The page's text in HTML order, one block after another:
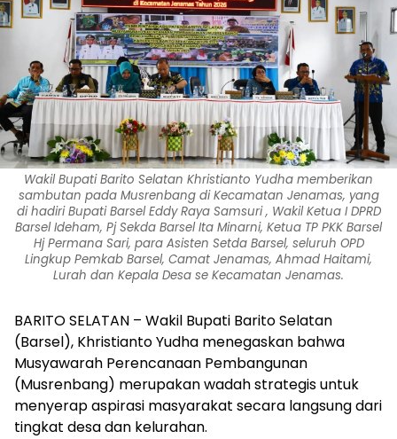
Wakil Bupati Barito Selatan Khristianto Yudha memberikan
sambutan pada Musrenbang di Kecamatan Jenamas, yang
di hadiri Bupati Barsel Eddy Raya Samsuri , Wakil Ketua I DPRD
Barsel Ideham, Pj Sekda Barsel Ita Minarni, Ketua TP PKK Barsel
Hj Permana Sari, para Asisten Setda Barsel, seluruh OPD
Lingkup Pemkab Barsel, Camat Jenamas, Ahmad Haitami,
Lurah dan Kepala Desa se Kecamatan Jenamas.
BARITO SELATAN – Wakil Bupati Barito Selatan
(Barsel), Khristianto Yudha menegaskan bahwa
Musyawarah Perencanaan Pembangunan
(Musrenbang) merupakan wadah strategis untuk
menyerap aspirasi masyarakat secara langsung dari
tingkat desa dan kelurahan.